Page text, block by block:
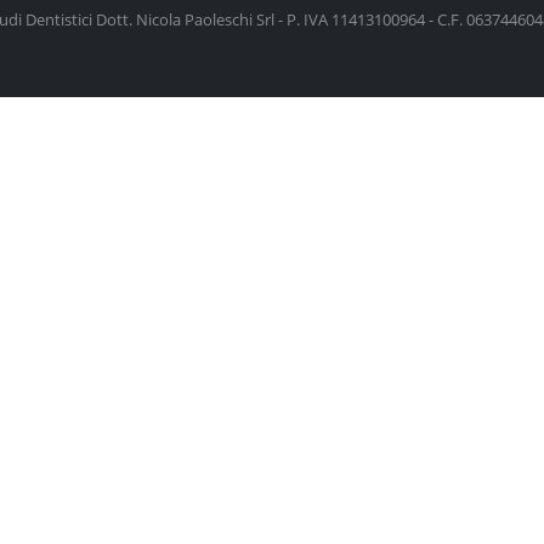
Dentistici Dott. Nicola Paoleschi Srl - P. IVA 11413100964 - C.F.